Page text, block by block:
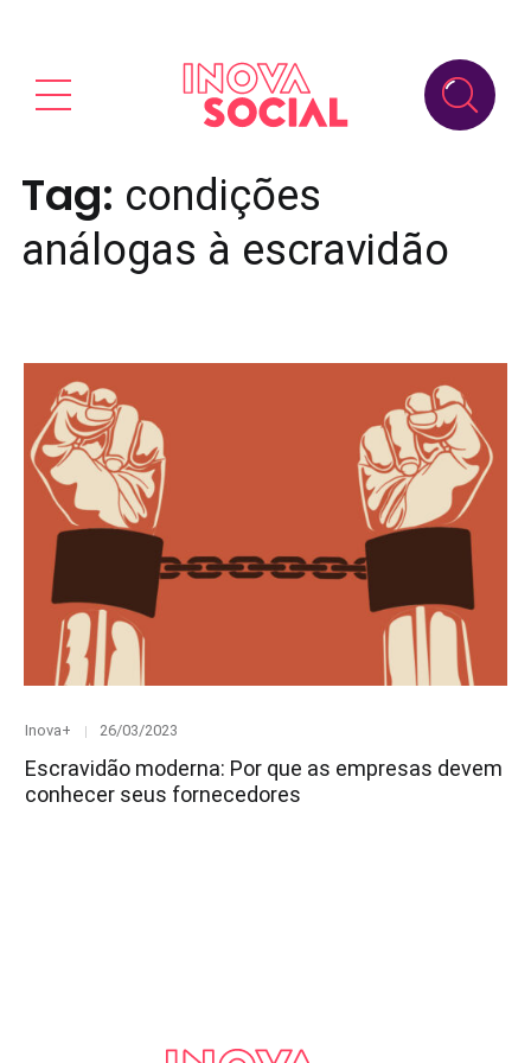
Tag: condições
análogas à escravidão
Category
Inova+
Posted
26/03/2023
Escravidão moderna: Por que as empresas devem
conhecer seus fornecedores